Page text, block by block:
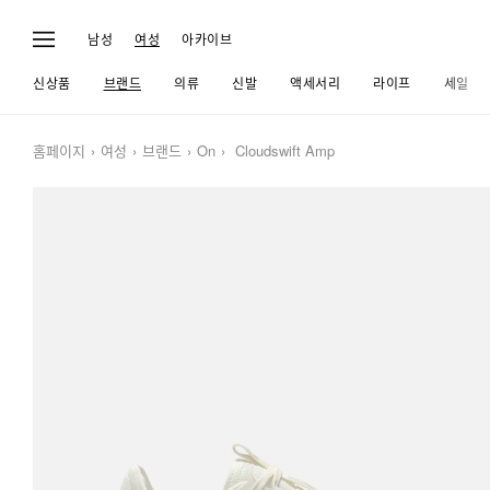
남성 여성 아카이브
신상품 브랜드 의류 신발 액세서리 라이프 세일
홈페이지 여성 브랜드 On Cloudswift Amp